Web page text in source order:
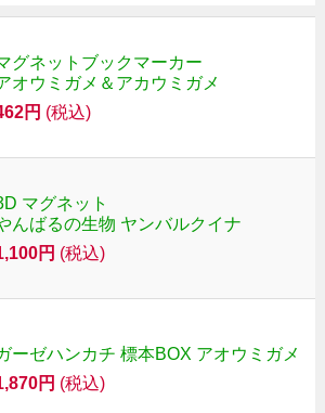
グネットブックマーカー
オウミガメ＆アカウミガメ
円 (税込)
マグネット
んばるの生物 ヤンバルクイナ
円 (税込)
ーゼハンカチ 標本BOX アオウミガメ
円 (税込)